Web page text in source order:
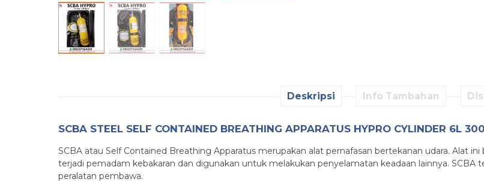
Deskripsi Info Tambahan
SCBA STEEL SELF CONTAINED BREATHING APPARATUS HYPRO CYLINDER 6L
SCBA atau Self Contained Breathing Apparatus merupakan alat pernafasan bertekanan udara. Alat
terjadi pemadam kebakaran dan digunakan untuk melakukan penyelamatan keadaan lainnya. SCBA
peralatan pembawa.